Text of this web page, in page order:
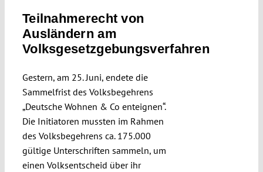
Funding
Teilnahmerecht von
Ausländern am
Volksgesetzgebungsverfahren
Gestern, am 25. Juni, endete die
Sammelfrist des Volksbegehrens
„Deutsche Wohnen & Co enteignen“.
Die Initiatoren mussten im Rahmen
des Volksbegehrens ca. 175.000
gültige Unterschriften sammeln, um
einen Volksentscheid über ihr